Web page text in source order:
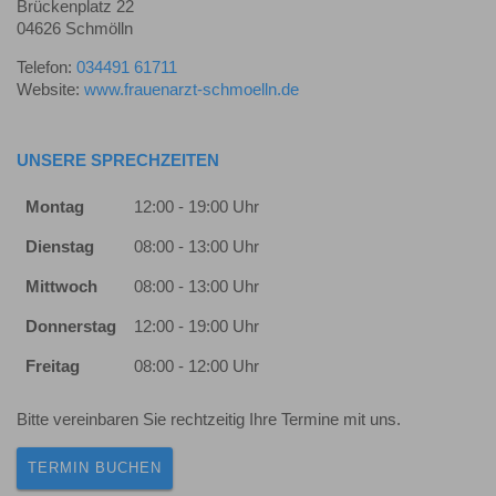
Brückenplatz 22
04626 Schmölln
Telefon: 034491 61711
Website: www.frauenarzt-schmoelln.de
UNSERE SPRECHZEITEN
Montag 12:00 - 19:00 Uhr
Dienstag 08:00 - 13:00 Uhr
Mittwoch 08:00 - 13:00 Uhr
Donnerstag 12:00 - 19:00 Uhr
Freitag 08:00 - 12:00 Uhr
Bitte vereinbaren Sie rechtzeitig Ihre Termine mit uns.
TERMIN BUCHEN